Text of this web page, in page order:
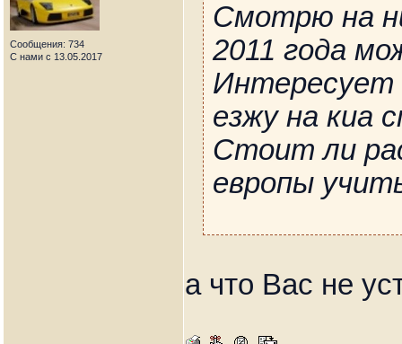
Сообщения: 734
С нами с 13.05.2017
Смотрю на
2011 года
Интересует
езжу на киа
Стоит ли
европы
а что Вас не